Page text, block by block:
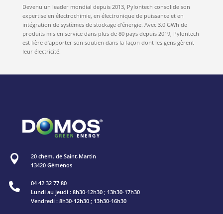
Devenu un leader mondial depuis 2013, Pylontech consolide son
expertise en électrochimie, en électronique de puissance et en
intégration de systèmes de stockage d’énergie. Avec 3.0 GWh de
produits mis en service dans plus de 80 pays depuis 2019, Pylontech
est fière d’apporter son soutien dans la façon dont les gens gèrent
leur électricité.

20 chem. de Saint-Martin
13420 Gémenos

04 42 32 77 80
Lundi au jeudi : 8h30-12h30 ; 13h30-17h30
Vendredi : 8h30-12h30 ; 13h30-16h30